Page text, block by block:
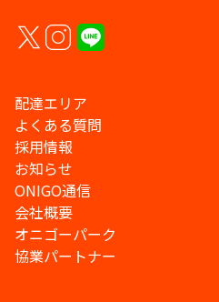
配達エリア
よくある質問
採用情報
お知らせ
ONIGO通信
会社概要
オニゴーパーク
協業パートナー